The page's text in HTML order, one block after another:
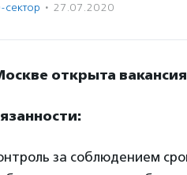
сектор · 27.07.2020
открыта
за соблюдением